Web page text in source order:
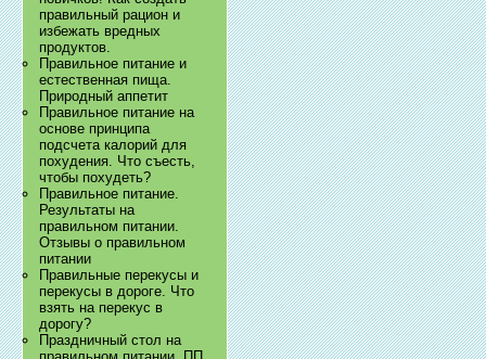
правильный рацион и
избежать вредных
продуктов.
Правильное питание и
естественная пища.
Природный аппетит
Правильное питание на
основе принципа
подсчета калорий для
похудения. Что съесть,
чтобы похудеть?
Правильное питание.
Результаты на
правильном питании.
Отзывы о правильном
питании
Правильные перекусы и
перекусы в дороге. Что
взять на перекус в
дорогу?
Праздничный стол на